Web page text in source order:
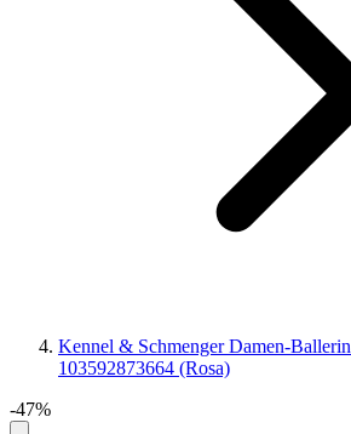
Kennel & Schmenger Damen-
103592873664 (Rosa)
-47%